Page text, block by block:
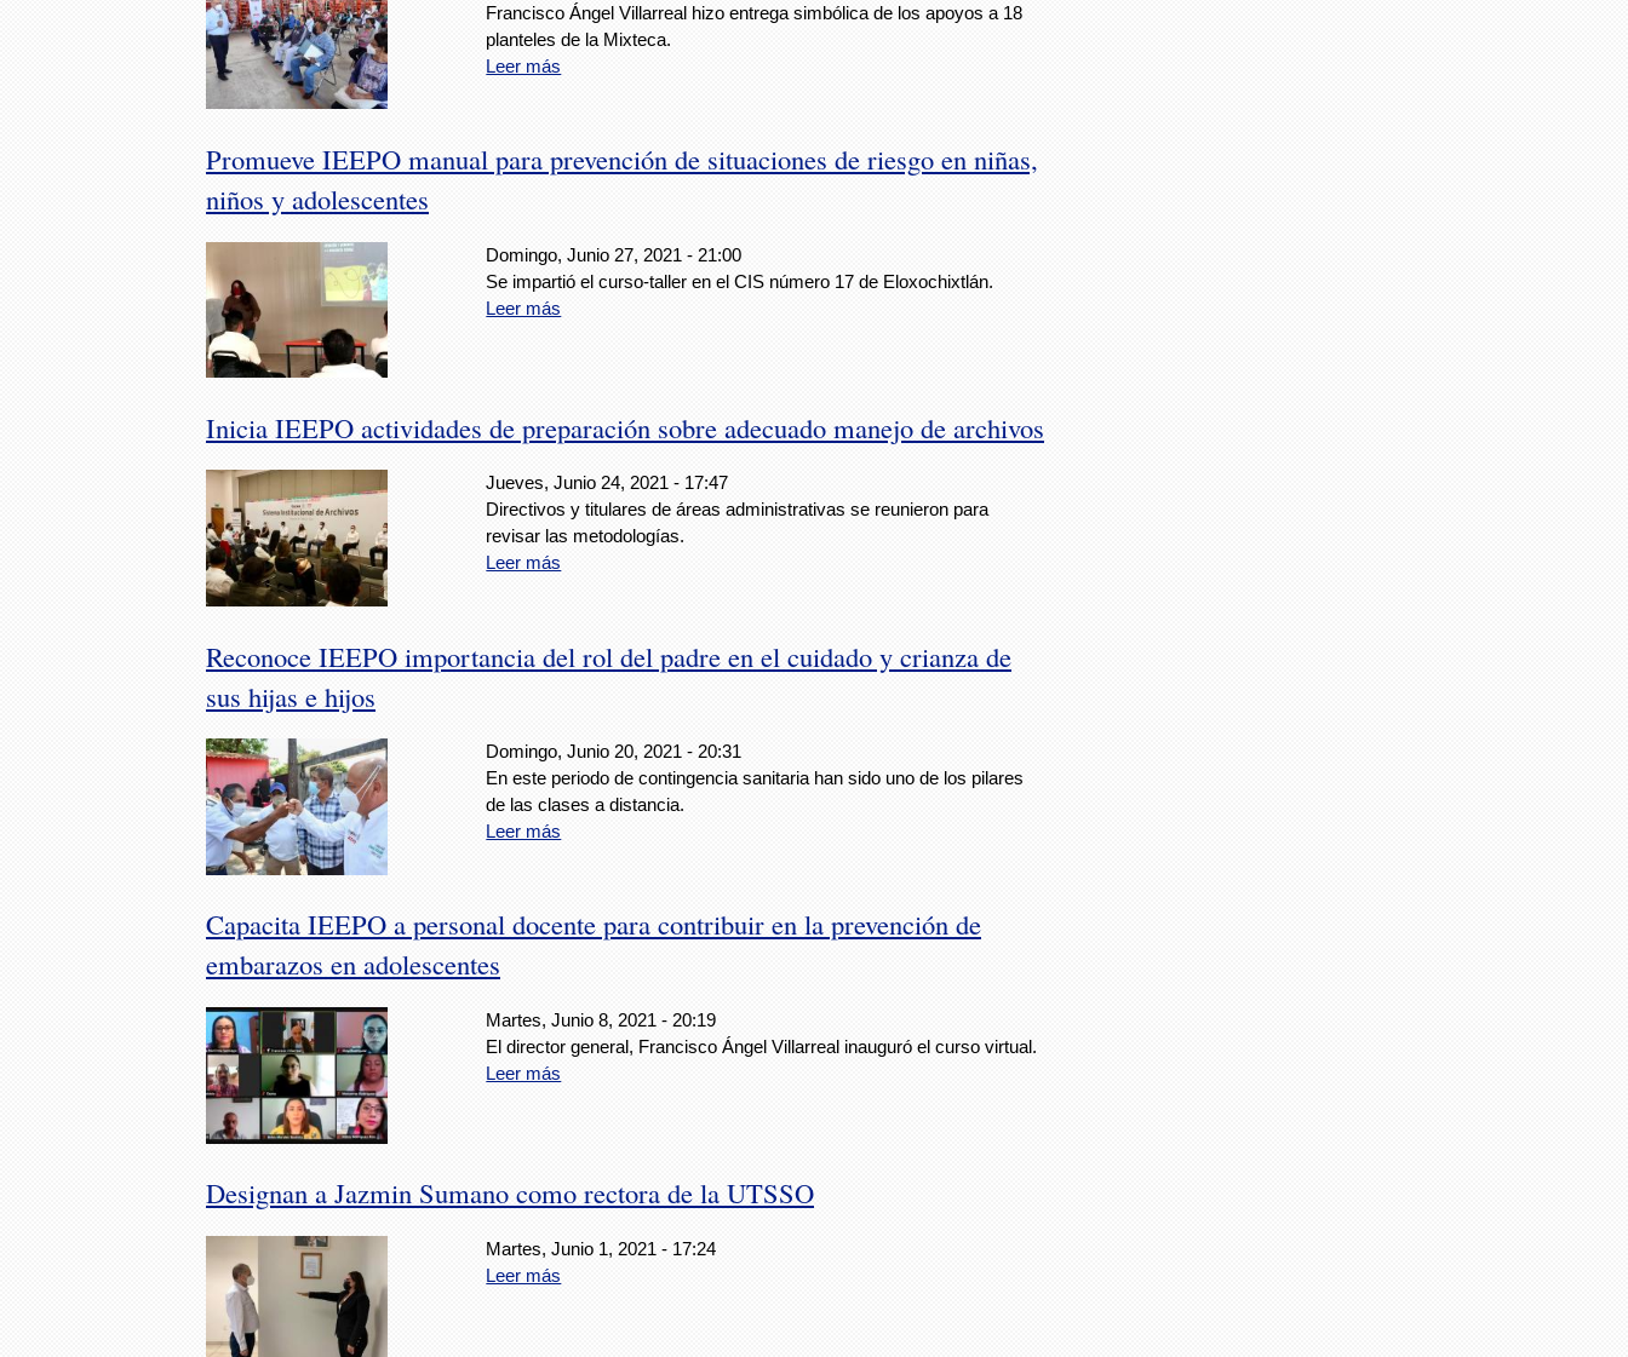
Francisco Ángel Villarreal hizo entrega simbólica de los apoyos a 18
planteles de la Mixteca.
Leer más
Promueve IEEPO manual para prevención de situaciones de riesgo en niñas,
niños y adolescentes
Domingo, Junio 27, 2021 - 21:00
Se impartió el curso-taller en el CIS número 17 de Eloxochixtlán.
Leer más
Inicia IEEPO actividades de preparación sobre adecuado manejo de archivos
Jueves, Junio 24, 2021 - 17:47
Directivos y titulares de áreas administrativas se reunieron para
revisar las metodologías.
Leer más
Reconoce IEEPO importancia del rol del padre en el cuidado y crianza de
sus hijas e hijos
Domingo, Junio 20, 2021 - 20:31
En este periodo de contingencia sanitaria han sido uno de los pilares
de las clases a distancia.
Leer más
Capacita IEEPO a personal docente para contribuir en la prevención de
embarazos en adolescentes
Martes, Junio 8, 2021 - 20:19
El director general, Francisco Ángel Villarreal inauguró el curso virtual.
Leer más
Designan a Jazmin Sumano como rectora de la UTSSO
Martes, Junio 1, 2021 - 17:24
Leer más